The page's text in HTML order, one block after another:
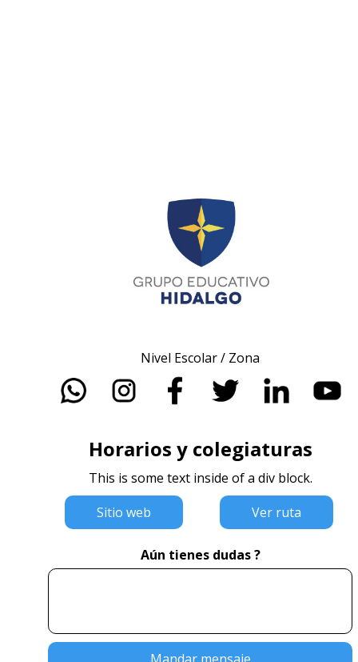
Nivel Escolar / Zona
Horarios y colegiaturas
This is some text inside of a div block.
Sitio web
Ver ruta
Aún tienes dudas ?